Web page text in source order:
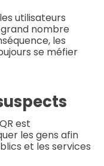
utilisateurs
nombre
les
se méfier
est
les gens afin
et les services